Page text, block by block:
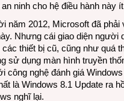
ninh cho hệ điều hành này
năm 2012, Microsoft đã
Nhưng cái giao diện người
thiết bị cũ, cũng như quá
sử dụng màn hình truyền
công nghệ đánh giá
là Windows 8.1 Update ra
nghĩ lại.